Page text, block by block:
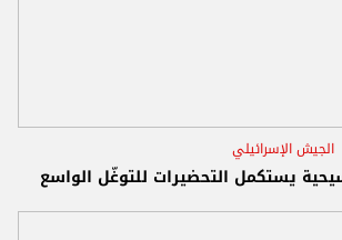
الجيش الإسرائيلي
يستكمل التحضيرات للتوغّل الواسع